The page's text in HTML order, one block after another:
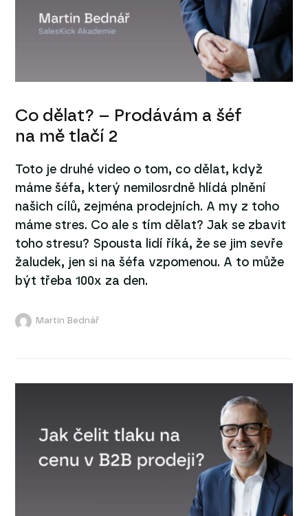
Co dělat? – Prodávám a šéf
na mě tlačí 2
Toto je druhé video o tom, co dělat, když
máme šéfa, který nemilosrdně hlídá plnění
našich cílů, zejména prodejních. A my z toho
máme stres. Co ale s tím dělat? Jak se zbavit
toho stresu? Spousta lidí říká, že se jim sevře
žaludek, jen si na šéfa vzpomenou. A to může
být třeba 100x za den.
Martin Bednář